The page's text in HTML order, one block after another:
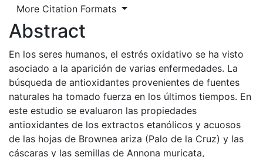
More Citation Formats
Abstract
En los seres humanos, el estrés oxidativo se ha visto
asociado a la aparición de varias enfermedades. La
búsqueda de antioxidantes provenientes de fuentes
naturales ha tomado fuerza en los últimos tiempos. En
este estudio se evaluaron las propiedades
antioxidantes de los extractos etanólicos y acuosos
de las hojas de Brownea ariza (Palo de la Cruz) y las
cáscaras y las semillas de Annona muricata,